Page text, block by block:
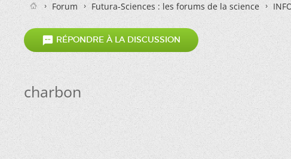
Forum Futura-Sciences : les forums de la science
 RÉPONDRE À LA DISCUSSION
charbon